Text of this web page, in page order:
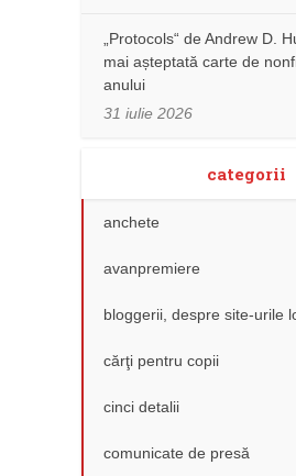
„Protocols“ de Andrew D.
mai așteptată carte de
anului
31 iulie 2026
categorii
anchete
avanpremiere
bloggerii, despre site-urile
cărţi pentru copii
cinci detalii
comunicate de presă